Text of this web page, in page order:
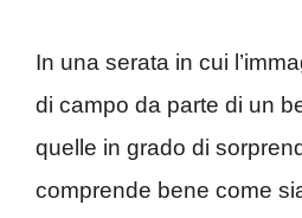
In una serata in cui
di campo da parte di un
quelle in grado di
comprende bene come